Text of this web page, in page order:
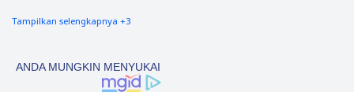
nias barat
polres nias selatan 50
Tampilkan selengkapnya +3